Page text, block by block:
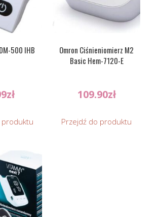
500 IHB
zł
produktu
Omron Ciśnieniomierz M2
Basic Hem-7120-E
109.90zł
Przejdź do produktu